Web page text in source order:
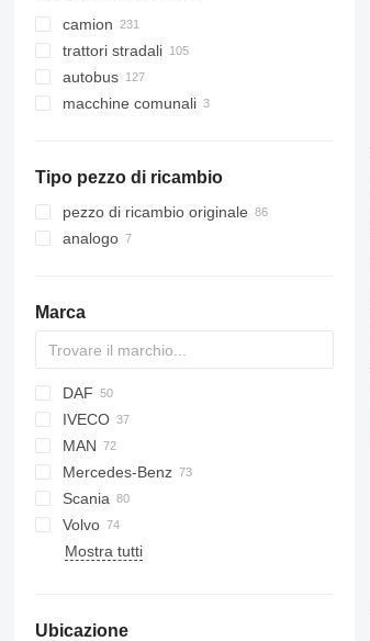
catene per cingolato
camion
trattori stradali
autobus
macchine comunali
Tipo pezzo di ricambio
pezzo di ricambio originale
analogo
Marca
Futura
DAF
CF
LF
XF
F-MAX
IVECO
EuroCargo
EuroStar
Eurotech
Eurotrakker
S-Way
MAN
F90
L2000
Lion's series
TGA
TGS
Mercedes-Benz
A-Class
Actros
Antos
Axor
Canter
Atleon
Cabstar
Iliade
Kerax
Magnum
Kaiser
Scania
P-series
R-series
Alpino
Urbino
Volvo
7700
B-series
Mostra tutti
Ubicazione